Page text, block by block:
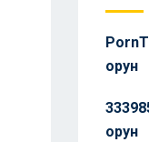
орун
орун